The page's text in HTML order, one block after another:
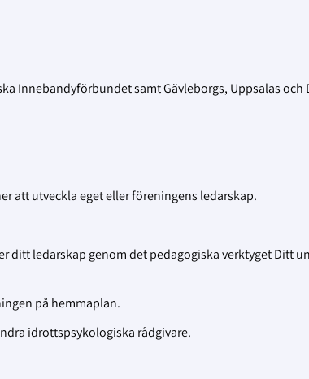
Innebandyförbundet samt Gävleborgs, Uppsalas och
att utveckla eget eller föreningens ledarskap.
ledarskap genom det pedagogiska verktyget Ditt
på hemmaplan.
idrottspsykologiska rådgivare.